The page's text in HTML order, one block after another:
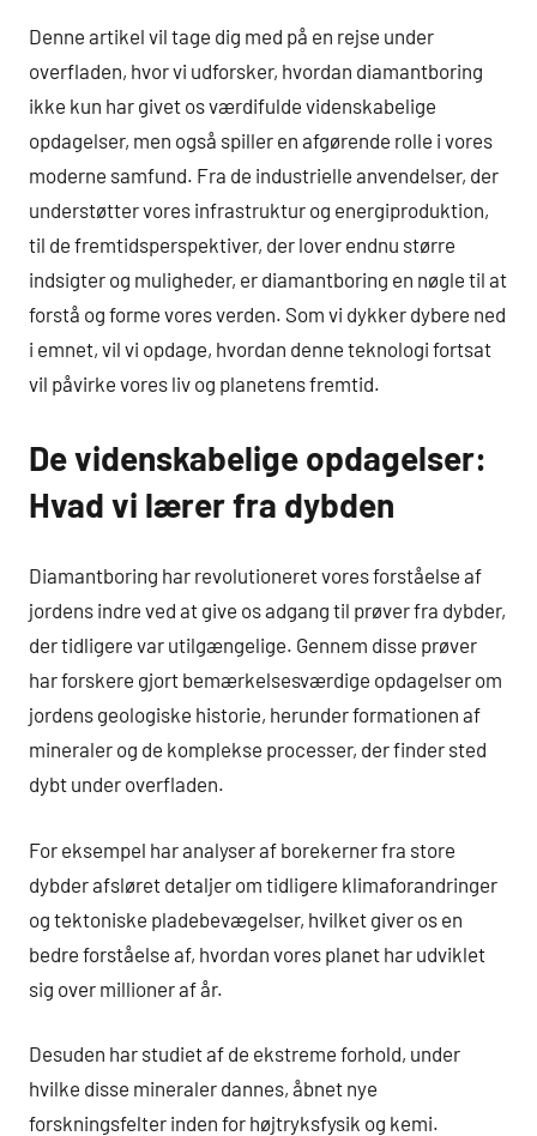
Denne artikel vil tage dig med på en rejse under
overfladen, hvor vi udforsker, hvordan diamantboring
ikke kun har givet os værdifulde videnskabelige
opdagelser, men også spiller en afgørende rolle i vores
moderne samfund. Fra de industrielle anvendelser, der
understøtter vores infrastruktur og energiproduktion,
til de fremtidsperspektiver, der lover endnu større
indsigter og muligheder, er diamantboring en nøgle til at
forstå og forme vores verden. Som vi dykker dybere ned
i emnet, vil vi opdage, hvordan denne teknologi fortsat
vil påvirke vores liv og planetens fremtid.
De videnskabelige opdagelser:
Hvad vi lærer fra dybden
Diamantboring har revolutioneret vores forståelse af
jordens indre ved at give os adgang til prøver fra dybder,
der tidligere var utilgængelige. Gennem disse prøver
har forskere gjort bemærkelsesværdige opdagelser om
jordens geologiske historie, herunder formationen af
mineraler og de komplekse processer, der finder sted
dybt under overfladen.
For eksempel har analyser af borekerner fra store
dybder afsløret detaljer om tidligere klimaforandringer
og tektoniske pladebevægelser, hvilket giver os en
bedre forståelse af, hvordan vores planet har udviklet
sig over millioner af år.
Desuden har studiet af de ekstreme forhold, under
hvilke disse mineraler dannes, åbnet nye
forskningsfelter inden for højtryksfysik og kemi.